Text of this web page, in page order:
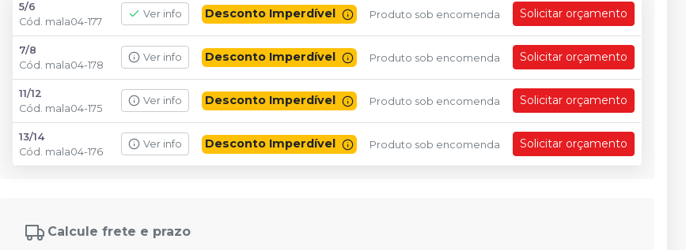
5/6
Cód. mala04-177
Ver info Desconto Imperdível Produto sob encomenda Solicitar orçamento
7/8
Cód. mala04-178
Ver info Desconto Imperdível Produto sob encomenda Solicitar orçamento
11/12
Cód. mala04-175
Ver info Desconto Imperdível Produto sob encomenda Solicitar orçamento
13/14
Cód. mala04-176
Ver info Desconto Imperdível Produto sob encomenda Solicitar orçamento
Calcule frete e prazo